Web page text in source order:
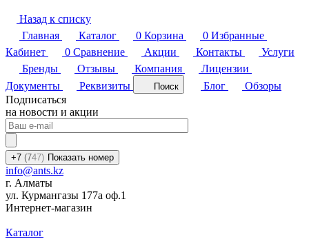
Назад к списку
Главная
Каталог 0 Корзина 0 Избранные
Кабинет
0 Сравнение Акции Контакты
Услуги
Бренды
Отзывы Компания
Лицензии
Документы
Реквизиты Поиск Блог
Обзоры
Подписаться
на новости и акции
+7 (747) Показать номер
info@ants.kz
г. Алматы
ул. Курмангазы 177а оф.1
Интернет-магазин
Каталог